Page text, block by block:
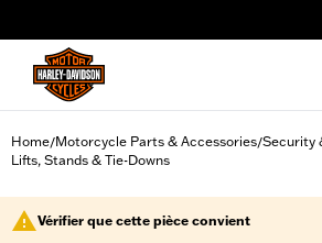
Home/Motorcycle Parts & Accessories/Security
Lifts, Stands & Tie-Downs
Vérifier que cette pièce convient